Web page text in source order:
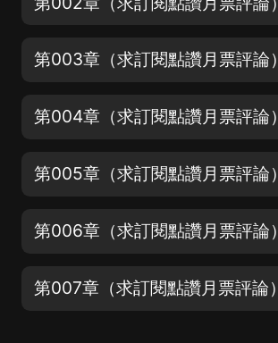
第003章（求訂閱點讚月票評論）
第004章（求訂閱點讚月票評論）
第005章（求訂閱點讚月票評論）
第006章（求訂閱點讚月票評論）
第007章（求訂閱點讚月票評論）